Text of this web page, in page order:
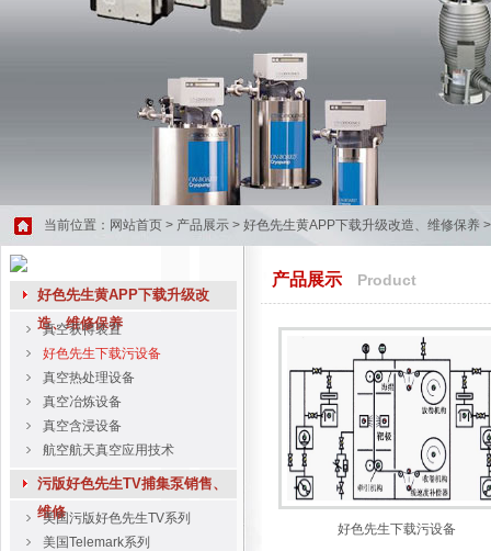
当前位置： 网站首页 > 产品展示 > 好色先生黄APP下载升级改造、维修保养
好色先生黄APP下载升级改
造、维修保养
真空获得装置
好色先生下载污设备
真空热处理设备
真空冶炼设备
真空含浸设备
航空航天真空应用技术
污版好色先生TV捕集泵销售、
维修
美国污版好色先生TV系列
美国Telemark系列
产品展示 Product
好色先生下载污设备